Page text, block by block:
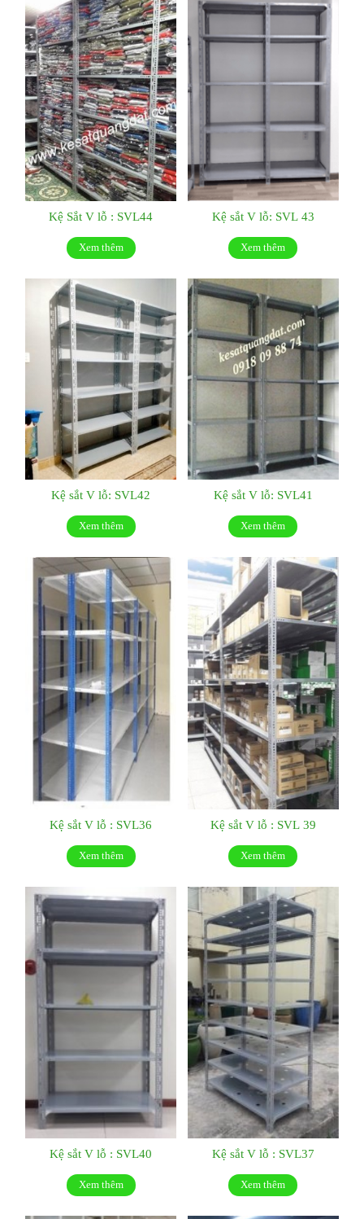
Kệ Sắt V lỗ : SVL44
Xem thêm
Kệ sắt V lỗ: SVL 43
Xem thêm
Kệ sắt V lỗ: SVL42
Xem thêm
Kệ sắt V lỗ: SVL41
Xem thêm
Kệ sắt V lỗ : SVL36
Xem thêm
Kệ sắt V lỗ : SVL 39
Xem thêm
Kệ sắt V lỗ : SVL40
Xem thêm
Kệ sắt V lỗ : SVL37
Xem thêm